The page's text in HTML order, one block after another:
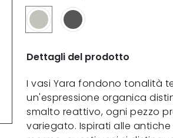
Dettagli del prodotto
I vasi Yara fondono tonalità
un'espressione organica
smalto reattivo, ogni pezzo
variegato. Ispirati alle